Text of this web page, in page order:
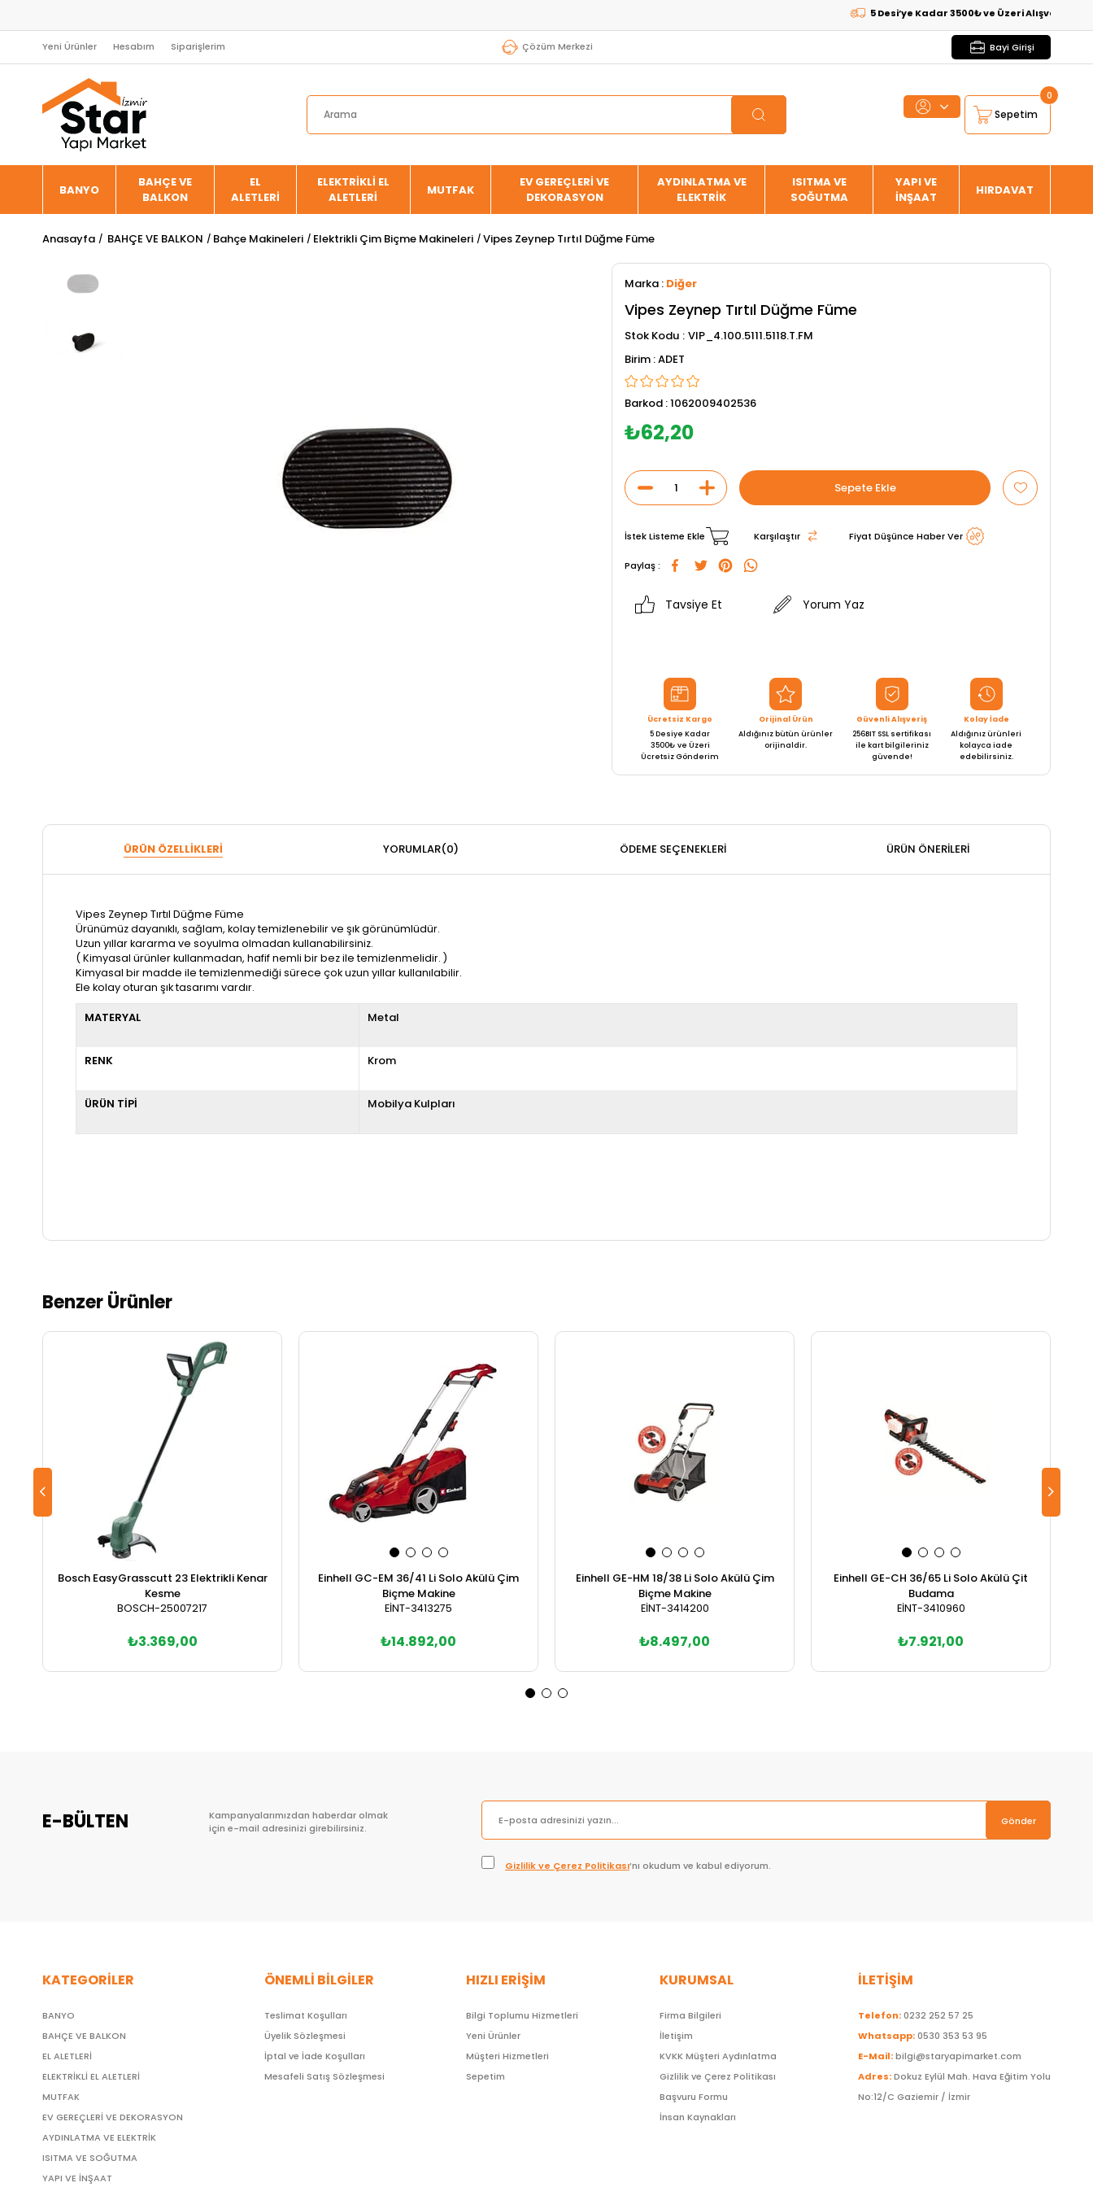
5 Desi’ye Kadar 3500₺ ve Üzeri Alışverişlerde
Yeni Ürünler Hesabım Siparişlerim Çözüm Merkezi Bayi Girişi
Sepetim
0
BANYO
BAHÇE VE
BALKON
EL
ALETLERİ
ELEKTRİKLİ EL
ALETLERİ
MUTFAK
EV GEREÇLERİ VE
DEKORASYON
AYDINLATMA VE
ELEKTRİK
ISITMA VE
SOĞUTMA
YAPI VE
İNŞAAT
HIRDAVAT
Anasayfa BAHÇE VE BALKON Bahçe Makineleri Elektrikli Çim Biçme Makineleri Vipes Zeynep Tırtıl Düğme Füme
Marka : Diğer
Vipes Zeynep Tırtıl Düğme Füme
Stok Kodu VIP_4.100.5111.5118.T.FM
ADET
Barkod :1062009402536
₺62,20
İstek Listeme Ekle Karşılaştır Fiyat Düşünce Haber Ver
Paylaş :
Tavsiye Et Yorum Yaz
Ücretsiz Kargo
5 Desiye Kadar
3500₺ ve Üzeri
Ücretsiz Gönderim
Orijinal Ürün
Aldığınız bütün ürünler
orijinaldir.
Güvenli Alışveriş
256BIT SSL sertifikası
ile kart bilgileriniz
güvende!
Kolay İade
Aldığınız ürünleri
kolayca iade
edebilirsiniz.
ÜRÜN ÖZELLIKLERI YORUMLAR(0) ÖDEME SEÇENEKLERI ÜRÜN ÖNERILERI
Vipes Zeynep Tırtıl Düğme Füme
Ürünümüz dayanıklı, sağlam, kolay temizlenebilir ve şık görünümlüdür.
Uzun yıllar kararma ve soyulma olmadan kullanabilirsiniz.
( Kimyasal ürünler kullanmadan, hafif nemli bir bez ile temizlenmelidir. )
Kimyasal bir madde ile temizlenmediği sürece çok uzun yıllar kullanılabilir.
Ele kolay oturan şık tasarımı vardır.
MATERYAL Metal
RENK Krom
ÜRÜN TİPİ Mobilya Kulpları
Benzer Ürünler
Bosch EasyGrasscutt 23 Elektrikli Kenar
Kesme
BOSCH-25007217
₺3.369,00
Einhell GC-EM 36/41 Li Solo Akülü Çim
Biçme Makine
EİNT-3413275
₺14.892,00
Einhell GE-HM 18/38 Li Solo Akülü Çim
Biçme Makine
EİNT-3414200
₺8.497,00
Einhell GE-CH 36/65 Li Solo Akülü Çit
Budama
EİNT-3410960
₺7.921,00
E-BÜLTEN
Kampanyalarımızdan haberdar olmak
için e-mail adresinizi girebilirsiniz.
Gönder
Gizlilik ve Çerez Politikası’nı okudum ve kabul ediyorum.
KATEGORİLER
BANYO
BAHÇE VE BALKON
EL ALETLERİ
ELEKTRİKLİ EL ALETLERİ
MUTFAK
EV GEREÇLERİ VE DEKORASYON
AYDINLATMA VE ELEKTRİK
ISITMA VE SOĞUTMA
YAPI VE İNŞAAT
ÖNEMLİ BİLGİLER
Teslimat Koşulları
Üyelik Sözleşmesi
İptal ve İade Koşulları
Mesafeli Satış Sözleşmesi
HIZLI ERİŞİM
Bilgi Toplumu Hizmetleri
Yeni Ürünler
Müşteri Hizmetleri
Sepetim
KURUMSAL
Firma Bilgileri
İletişim
KVKK Müşteri Aydınlatma
Gizlilik ve Çerez Politikası
Başvuru Formu
İnsan Kaynakları
İLETİŞİM
Telefon:0232 252 57 25
Whatsapp:0530 353 53 95
E-Mail:bilgi@staryapimarket.com
Adres:Dokuz Eylül Mah. Hava Eğitim Yolu
No:12/C Gaziemir / İzmir